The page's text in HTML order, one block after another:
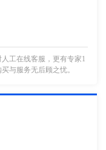
工在线客服，更有专家1
与服务无后顾之忧。